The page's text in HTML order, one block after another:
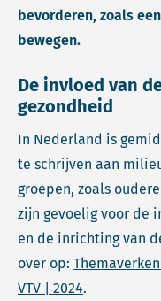
bevorderen, zoals
bewegen.
De invloed van
gezondheid
In Nederland is
te schrijven aan
groepen, zoals
zijn gevoelig voor de
en de inrichting van
over op:
VTV | 2024.